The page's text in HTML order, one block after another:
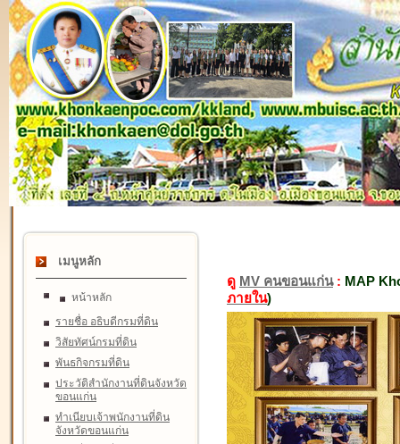
เมนูหลัก
หน้าหลัก
รายชื่อ อธิบดีกรมที่ดิน
วิสัยทัศน์กรมที่ดิน
พันธกิจกรมที่ดิน
ประวัติสำนักงานที่ดินจังหวัด
ขอนแก่น
ทำเนียบเจ้าพนักงานที่ดิน
จังหวัดขอนแก่น
ดู MV คนขอนแก่น: MAP
ภายใน)